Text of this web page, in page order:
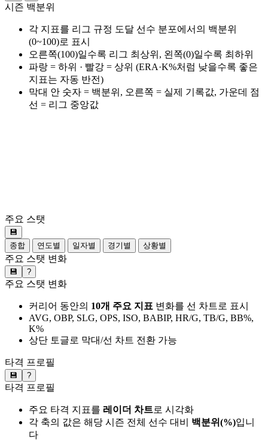
시즌 백분위
각 지표를 리그 규정 도달 선수 분포에서의 백분위
(0~100)로 표시
오른쪽(100)일수록 리그 최상위, 왼쪽(0)일수록 최하위
파랑 = 하위 · 빨강 = 상위 (ERA·K%처럼 낮을수록 좋은
지표는 자동 반전)
막대 안 숫자 = 백분위, 오른쪽 = 실제 기록값, 가운데 점
선 = 리그 중앙값
주요 스탯
💾
종합
연도별 일자별 경기별 상황별
주요 스탯 변화
💾 ?
주요 스탯 변화
커리어 동안의 10개 주요 지표 변화를 선 차트로 표시
AVG, OBP, SLG, OPS, ISO, BABIP, HR/G, TB/G, BB%,
K%
상단 토글로 막대/선 차트 전환 가능
타격 프로필
💾 ?
타격 프로필
주요 타격 지표를 레이더 차트로 시각화
각 축의 값은 해당 시즌 전체 선수 대비 백분위(%)입니
다